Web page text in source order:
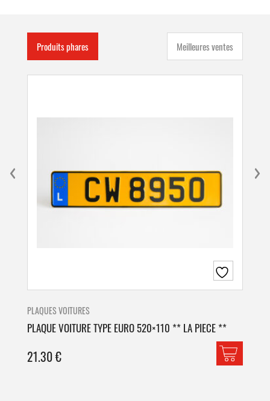
Produits phares Meilleures ventes
PLAQUES VOITURES
PLAQUE VOITURE TYPE EURO 520×110 ** LA PIECE **
21.30€